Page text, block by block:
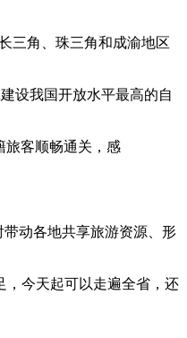
三角、珠三角和成渝地区
设我国开放水平最高的自
旅客顺畅通关，感
动各地共享旅游资源、形
，今天起可以走遍全省，还